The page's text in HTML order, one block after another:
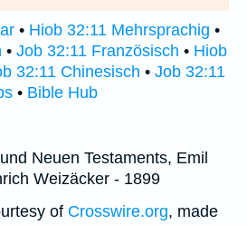
• Hiob 32:11 Mehrsprachig •
• Job 32:11 Französisch • Hiob
32:11 Chinesisch • Job 32:11
• Bible Hub
Neuen Testaments, Emil
Weizäcker - 1899
of Crosswire.org, made